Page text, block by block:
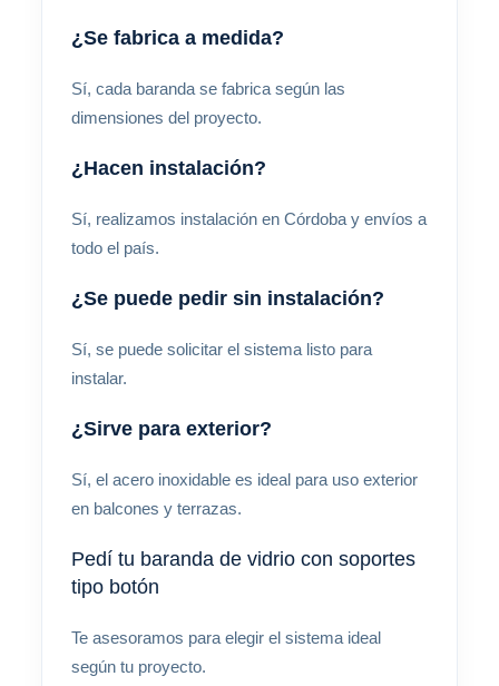
¿Se fabrica a medida?
Sí, cada baranda se fabrica según las
dimensiones del proyecto.
¿Hacen instalación?
Sí, realizamos instalación en Córdoba y envíos a
todo el país.
¿Se puede pedir sin instalación?
Sí, se puede solicitar el sistema listo para
instalar.
¿Sirve para exterior?
Sí, el acero inoxidable es ideal para uso exterior
en balcones y terrazas.
Pedí tu baranda de vidrio con soportes
tipo botón
Te asesoramos para elegir el sistema ideal
según tu proyecto.